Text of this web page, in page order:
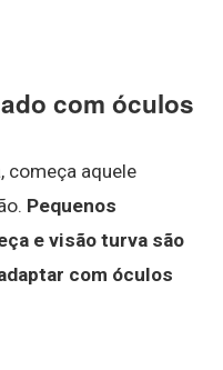
com óculos
começa aquele
Pequenos
e visão turva são
com óculos